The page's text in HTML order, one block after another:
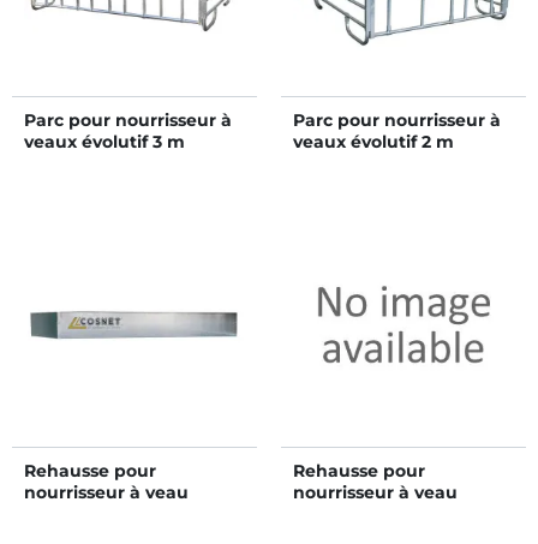
Parc pour nourrisseur à
veaux évolutif 3 m
Parc pour nourrisseur à
veaux évolutif 2 m
Rehausse pour
nourrisseur à veau
Rehausse pour
nourrisseur à veau